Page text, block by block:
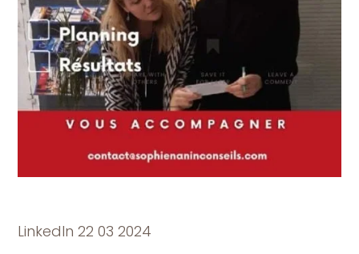
LinkedIn 22 03 2024